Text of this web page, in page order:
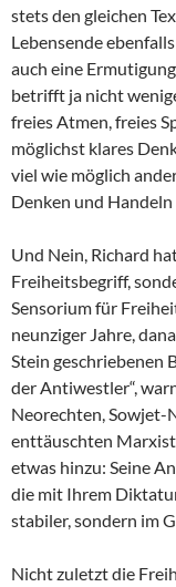
stets den gleichen
Lebensende
auch eine
betrifft ja nicht
freies Atmen, freies
möglichst klares
viel wie möglich
Denken und
Und Nein, Richard
Freiheitsbegriff,
Sensorium für
neunziger Jahre,
Stein geschriebenen
der Antiwestler“,
Neorechten, Sowjet-
enttäuschten
etwas hinzu: Seine
die mit Ihrem
stabiler, sondern im
Nicht zuletzt die